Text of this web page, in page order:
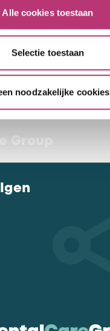
Alle cookies toestaan
Selectie toestaan
noodzakelijke cookies
Group B.V.:
Group